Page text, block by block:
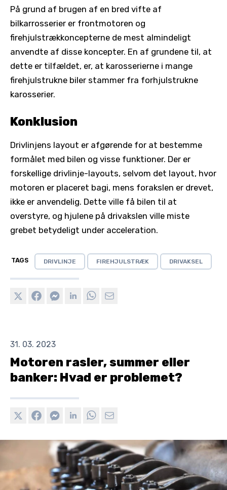
På grund af brugen af en bred vifte af
bilkarrosserier er frontmotoren og
firehjulstrækkoncepterne de mest almindeligt
anvendte af disse koncepter. En af grundene til, at
dette er tilfældet, er, at karosserierne i mange
firehjulstrukne biler stammer fra forhjulstrukne
karosserier.
Konklusion
Drivlinjens layout er afgørende for at bestemme
formålet med bilen og visse funktioner. Der er
forskellige drivlinje-layouts, selvom det layout, hvor
motoren er placeret bagi, mens forakslen er drevet,
ikke er anvendelig. Dette ville få bilen til at
overstyre, og hjulene på drivakslen ville miste
grebet betydeligt under acceleration.
TAGS DRIVLINJE FIREHJULSTRÆK DRIVAKSEL
31. 03. 2023
Motoren rasler, summer eller
banker: Hvad er problemet?